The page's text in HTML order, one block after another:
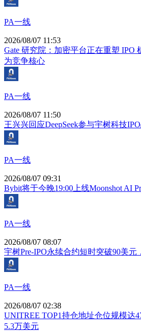
PA一线
2026/08/07 11:53
Gate 研究院：加密平台正在重塑 IPO
为竞争核心
PA一线
2026/08/07 11:50
王兴兴回应DeepSeek参与宇树科技
PA一线
2026/08/07 09:31
Bybit将于今晚19:00上线Moonshot AI
PA一线
2026/08/07 08:07
宇树Pre-IPO永续合约短时突破90美元
PA一线
2026/08/07 02:38
UNITREE TOP1持仓地址仓位规模达
5.3万美元